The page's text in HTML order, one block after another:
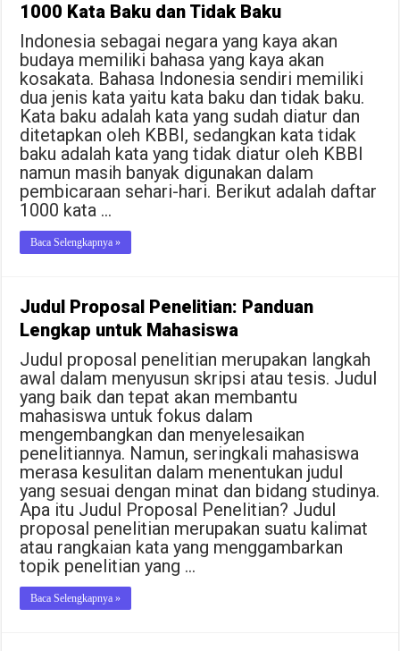
1000 Kata Baku dan Tidak Baku
Indonesia sebagai negara yang kaya akan
budaya memiliki bahasa yang kaya akan
kosakata. Bahasa Indonesia sendiri memiliki
dua jenis kata yaitu kata baku dan tidak baku.
Kata baku adalah kata yang sudah diatur dan
ditetapkan oleh KBBI, sedangkan kata tidak
baku adalah kata yang tidak diatur oleh KBBI
namun masih banyak digunakan dalam
pembicaraan sehari-hari. Berikut adalah daftar
1000 kata …
Baca Selengkapnya »
Judul Proposal Penelitian: Panduan
Lengkap untuk Mahasiswa
Judul proposal penelitian merupakan langkah
awal dalam menyusun skripsi atau tesis. Judul
yang baik dan tepat akan membantu
mahasiswa untuk fokus dalam
mengembangkan dan menyelesaikan
penelitiannya. Namun, seringkali mahasiswa
merasa kesulitan dalam menentukan judul
yang sesuai dengan minat dan bidang studinya.
Apa itu Judul Proposal Penelitian? Judul
proposal penelitian merupakan suatu kalimat
atau rangkaian kata yang menggambarkan
topik penelitian yang …
Baca Selengkapnya »